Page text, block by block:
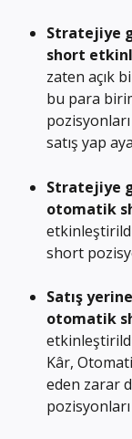
Stratejiye
short
zaten açık
bu para
satış yap
Stratejiye
otomatik
short
Satış
otomatik
Kâr,
eden zarar
pozisyonları